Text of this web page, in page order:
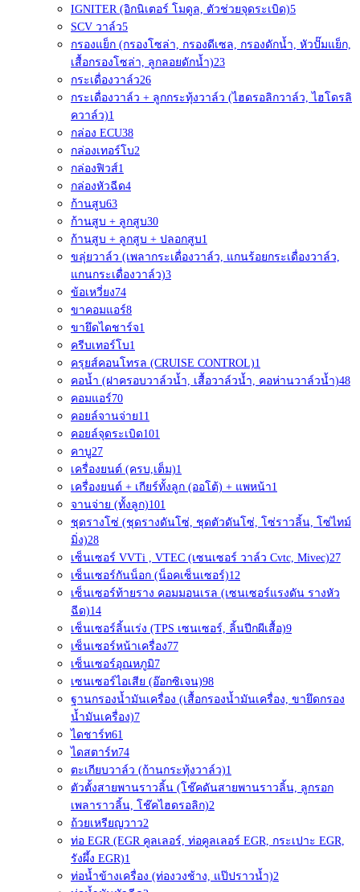
IGNITER (อิกนิเตอร์ โมดูล, ตัวช่วยจุดระเบิด)5
SCV วาล์ว5
กรองแย็ก (กรองโซล่า, กรองดีเซล, กรองดักน้ำ, หัวปั๊มแย็ก,
เสื้อกรองโซล่า, ลูกลอยดักน้ำ)23
กระเดื่องวาล์ว26
กระเดื่องวาล์ว + ลูกกระทุ้งวาล์ว (ไฮดรอลิกวาล์ว, ไฮโดรลิ
ควาล์ว)1
กล่อง ECU38
กล่องเทอร์โบ2
กล่องฟิวส์1
กล่องหัวฉีด4
ก้านสูบ63
ก้านสูบ + ลูกสูบ30
ก้านสูบ + ลูกสูบ + ปลอกสูบ1
ขลุ่ยวาล์ว (เพลากระเดื่องวาล์ว, แกนร้อยกระเดื่องวาล์ว,
แกนกระเดื่องวาล์ว)3
ข้อเหวี่ยง74
ขาคอมแอร์8
ขายึดไดชาร์จ1
ครีบเทอร์โบ1
ครุยส์คอนโทรล (CRUISE CONTROL)1
คอน้ำ (ฝาครอบวาล์วน้ำ, เสื้อวาล์วน้ำ, คอห่านวาล์วน้ำ)48
คอมแอร์70
คอยล์จานจ่าย11
คอยล์จุดระเบิด101
คาบู27
เครื่องยนต์ (ครบ,เต็ม)1
เครื่องยนต์ + เกียร์ทั้งลูก (ออโต้) + แพหน้า1
จานจ่าย (ทั้งลูก)101
ชุดรางโซ่ (ชุดรางดันโซ่, ชุดตัวดันโซ่, โซ่ราวลิ้น, โซ่ไทม์
มิ่ง)28
เซ็นเซอร์ VVTi , VTEC (เซนเซอร์ วาล์ว Cvtc, Mivec)27
เซ็นเซอร์กันน็อก (น็อคเซ็นเซอร์)12
เซ็นเซอร์ท้ายราง คอมมอนเรล (เซนเซอร์แรงดัน รางหัว
ฉีด)14
เซ็นเซอร์ลิ้นเร่ง (TPS เซนเซอร์, ลิ้นปีกผีเสื้อ)9
เซ็นเซอร์หน้าเครื่อง77
เซ็นเซอร์อุณหภูมิ7
เซนเซอร์ไอเสีย (อ๊อกซิเจน)98
ฐานกรองน้ำมันเครื่อง (เสื้อกรองน้ำมันเครื่อง, ขายึดกรอง
น้ำมันเครื่อง)7
ไดชาร์ท61
ไดสตาร์ท74
ตะเกียบวาล์ว (ก้านกระทุ้งวาล์ว)1
ตัวตั้งสายพานราวลิ้น (โช๊คดันสายพานราวลิ้น, ลูกรอก
เพลาราวลิ้น, โช๊คไฮดรอลิก)2
ถ้วยเหรียญวาว2
ท่อ EGR (EGR คูลเลอร์, ท่อคูลเลอร์ EGR, กระเปาะ EGR,
รังผึ้ง EGR)1
ท่อน้ำข้างเครื่อง (ท่องวงช้าง, แป๊ปราวน้ำ)2